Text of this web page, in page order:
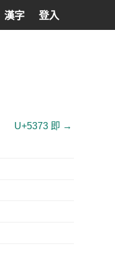
漢字 登入
U+5373 即 →